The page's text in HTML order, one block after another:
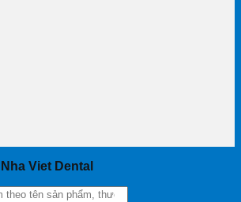
Nha Viet Dental